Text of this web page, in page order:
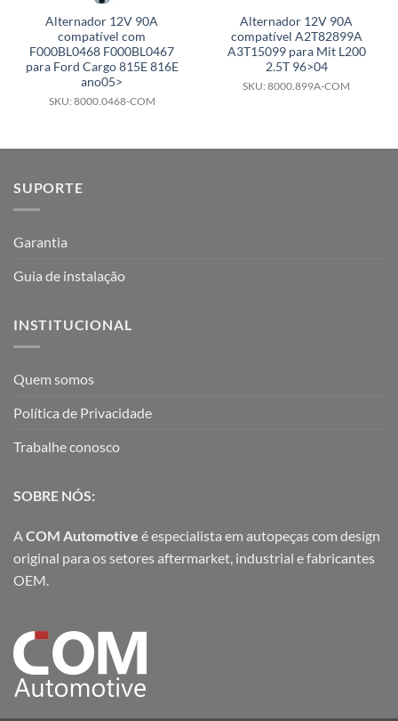
Alternador 12V 90A
compatível com
F000BL0468 F000BL0467
para Ford Cargo 815E 816E
ano05>
SKU: 8000.0468-COM
Alternador 12V 90A
compatível A2T82899A
A3T15099 para Mit L200
2.5T 96>04
SKU: 8000.899A-COM
SUPORTE
Garantia
Guia de instalação
INSTITUCIONAL
Quem somos
Política de Privacidade
Trabalhe conosco
SOBRE NÓS:
ACOM Automotive é especialista em autopeças com design
original para os setores aftermarket, industrial e fabricantes
OEM.